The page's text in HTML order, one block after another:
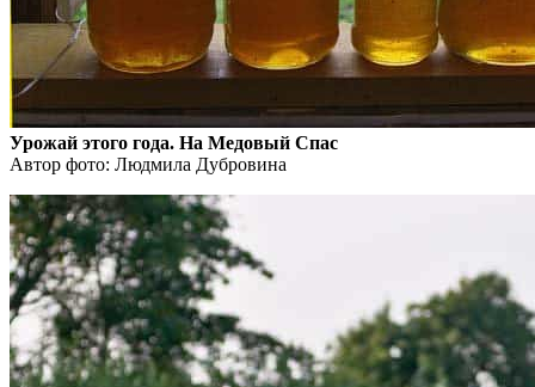
Урожай этого года. На Медовый Спас
Автор фото: Людмила Дубровина